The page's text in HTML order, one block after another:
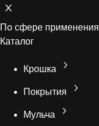
По сфере применения
Каталог
Крошка
Покрытия
Мульча